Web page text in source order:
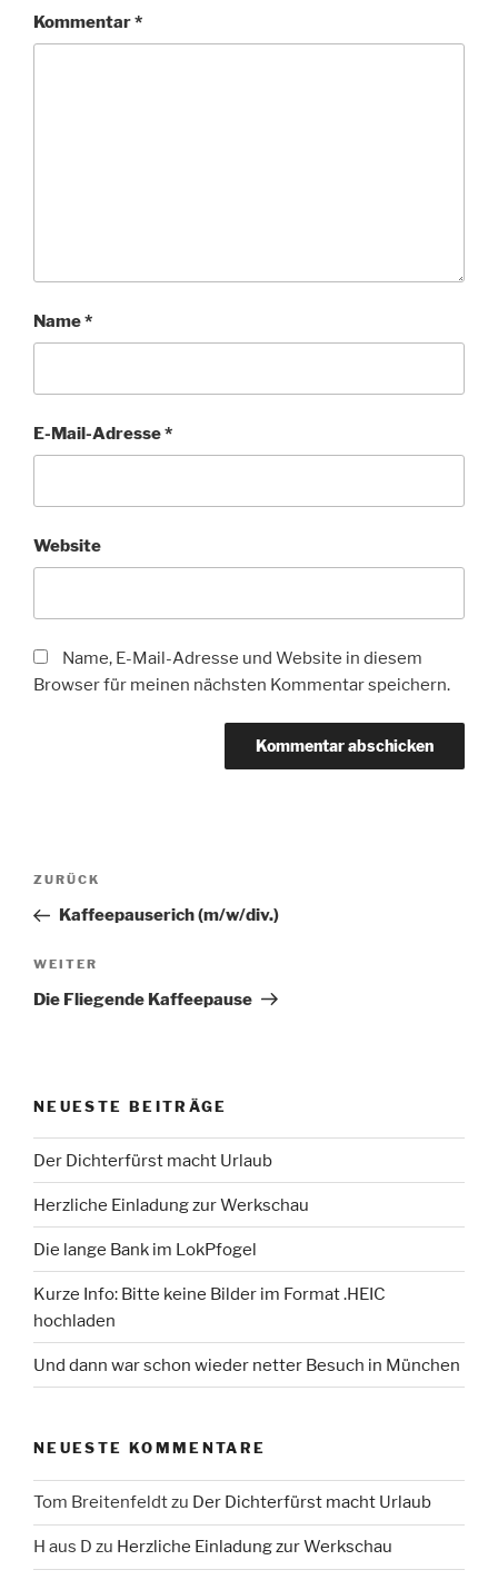
Kommentar*
Name*
E-Mail-Adresse*
Website
Name, E-Mail-Adresse und Website in diesem
Browser für meinen nächsten Kommentar speichern.
Beitragsnavigation
Vorheriger
Beitrag
ZURÜCK
Kaffeepauserich (m/w/div.)
Nächster
Beitrag
WEITER
Die Fliegende Kaffeepause
NEUESTE BEITRÄGE
Der Dichterfürst macht Urlaub
Herzliche Einladung zur Werkschau
Die lange Bank im LokPfogel
Kurze Info: Bitte keine Bilder im Format .HEIC
hochladen
Und dann war schon wieder netter Besuch in München
NEUESTE KOMMENTARE
Tom Breitenfeldtzu Der Dichterfürst macht Urlaub
H aus D zu Herzliche Einladung zur Werkschau